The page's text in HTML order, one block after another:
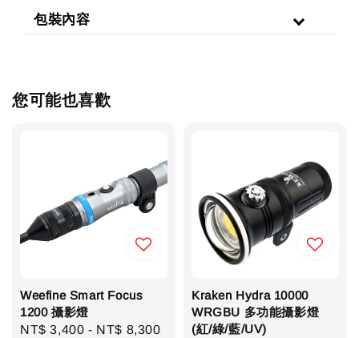
包裝內容
您可能也喜歡
Weefine Smart Focus
1200 攝影燈
Regular
NT$ 3,400 - NT$ 8,300
Kraken Hydra 10000
WRGBU 多功能攝影燈
(紅/綠/藍/UV)